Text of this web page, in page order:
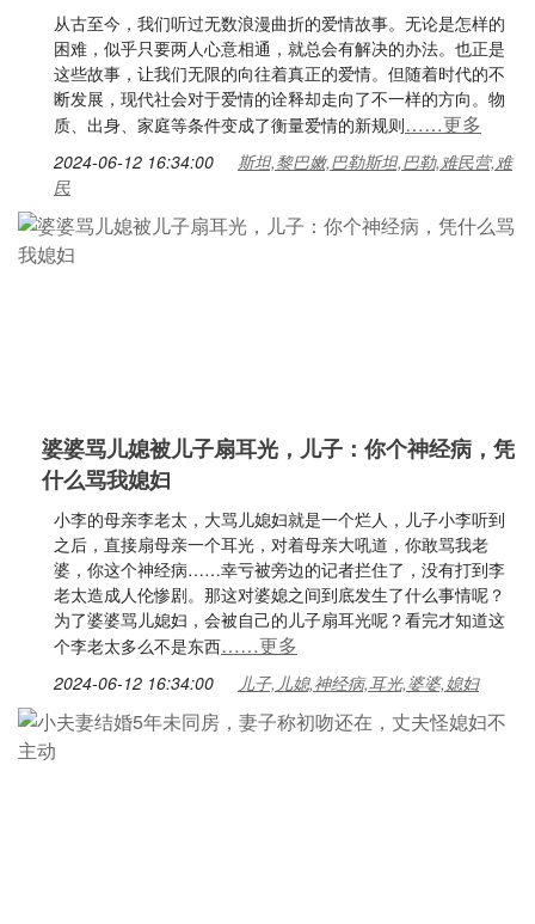
从古至今，我们听过无数浪漫曲折的爱情故事。无论是怎样的
困难，似乎只要两人心意相通，就总会有解决的办法。也正是
这些故事，让我们无限的向往着真正的爱情。但随着时代的不
断发展，现代社会对于爱情的诠释却走向了不一样的方向。物
质、出身、家庭等条件变成了衡量爱情的新规则……更多
2024-06-12 16:34:00
斯坦,黎巴嫩,巴勒斯坦,巴勒,难民营,难
民
婆婆骂儿媳被儿子扇耳光，儿子：你个神经病，凭
什么骂我媳妇
小李的母亲李老太，大骂儿媳妇就是一个烂人，儿子小李听到
之后，直接扇母亲一个耳光，对着母亲大吼道，你敢骂我老
婆，你这个神经病……幸亏被旁边的记者拦住了，没有打到李
老太造成人伦惨剧。那这对婆媳之间到底发生了什么事情呢？
为了婆婆骂儿媳妇，会被自己的儿子扇耳光呢？看完才知道这
个李老太多么不是东西……更多
2024-06-12 16:34:00 儿子,儿媳,神经病,耳光,婆婆,媳妇